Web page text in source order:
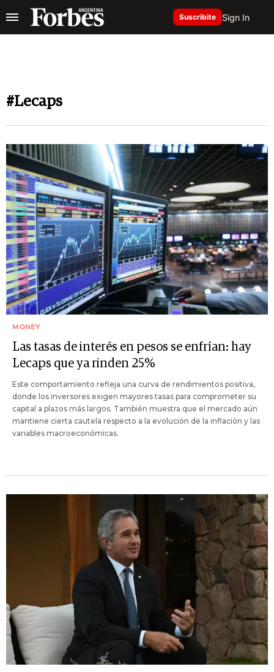
Suscribite Sign In
#Lecaps
MONEY
Las tasas de interés en pesos se enfrían: hay
Lecaps que ya rinden 25%
Este comportamiento refleja una curva de rendimientos positiva,
donde los inversores exigen mayores tasas para comprometer su
capital a plazos más largos. También muestra que el mercado aún
mantiene cierta cautela respecto a la evolución de la inflación y las
variables macroeconómicas.